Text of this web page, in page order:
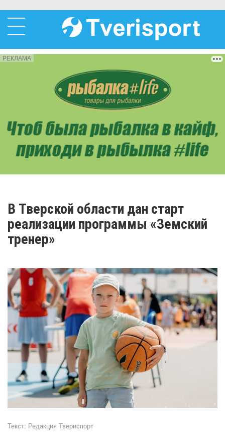
РЕКЛАМА
В Тверской области дан старт
реализации программы «Земский
тренер»
Текст: Редакция Твериспорт